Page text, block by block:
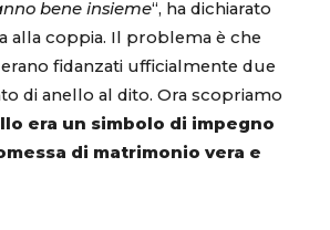
bene insieme“, ha dichiarato
alla coppia. Il problema è che
erano fidanzati ufficialmente due
di anello al dito. Ora scopriamo
era un simbolo di impegno
di matrimonio vera e